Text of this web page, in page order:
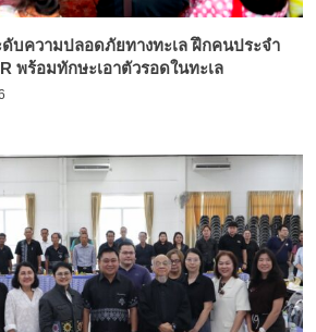
บความปลอดภัยทางทะเล ฝึกคนประจำ
พร้อมทักษะเอาตัวรอดในทะเล